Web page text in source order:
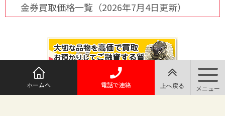
金券買取価格一覧（2026年7月4日更新）
ホームへ 電話で連絡